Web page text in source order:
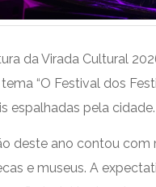
da Virada Cultural
“O Festival dos
espalhadas pela cidade.
deste ano contou com
e museus. A